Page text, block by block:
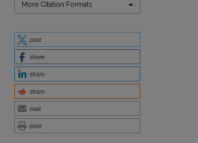
More Citation Formats
post
share
share
share
mail
print